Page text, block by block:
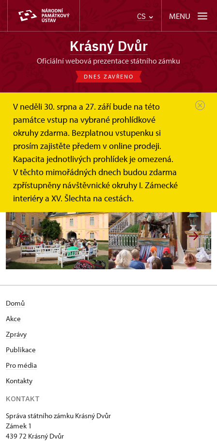
CS MENU
Krásný Dvůr
oficiální webová prezentace státního zámku
DNES ZAVŘENO
V neděli 30. srpna a 27. září bude na této
památce vstup na vybrané prohlídkové
okruhy zdarma. Bezplatnou vstupenku si
prosím zajistěte předem v online prodeji.
Kapacita jednotlivých prohlídek je omezená.
V těchto mimořádných dnech budou zdarma
zpřístupněny návštěvnické okruhy I. Zámecké
interiéry a XV. Šlechta na cestách.
Pověsti staré a české
16. července
Divadelní představení pro děti
Domů
Akce
Zprávy
Publikace
Pro média
Kontakty
KONTAKT
Správa státního zámku Krásný Dvůr
Zámek 1
439 72 Krásný Dvůr